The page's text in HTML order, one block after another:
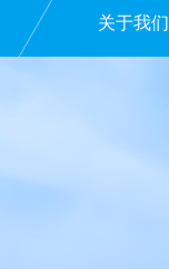
关于我们